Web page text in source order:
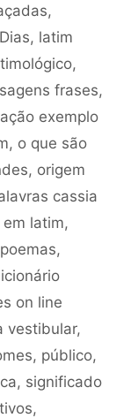
,
, latim
,
frases,
exemplo
, o que são
, origem
cassia
latim,
poemas,
on line
vestibular,
, público,
, significado
,